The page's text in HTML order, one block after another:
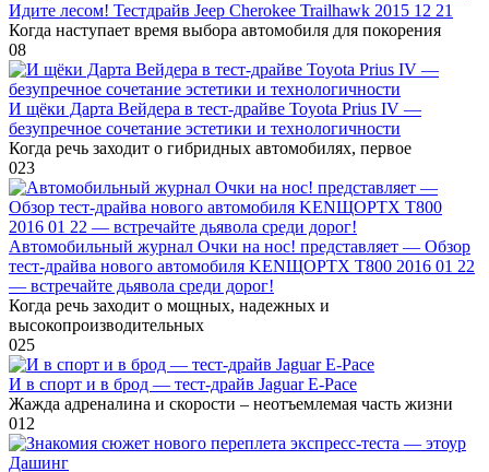
Идите лесом! Тестдрайв Jeep Cherokee Trailhawk 2015 12 21
Когда наступает время выбора автомобиля для покорения
08
И щёки Дарта Вейдера в тест-драйве Toyota Prius IV —
безупречное сочетание эстетики и технологичности
Когда речь заходит о гибридных автомобилях, первое
023
Автомобильный журнал Очки на нос! представляет — Обзор
тест-драйва нового автомобиля KENЩОРТХ Т800 2016 01 22
— встречайте дьявола среди дорог!
Когда речь заходит о мощных, надежных и
высокопроизводительных
025
И в спорт и в брод — тест-драйв Jaguar E-Pace
Жажда адреналина и скорости – неотъемлемая часть жизни
012